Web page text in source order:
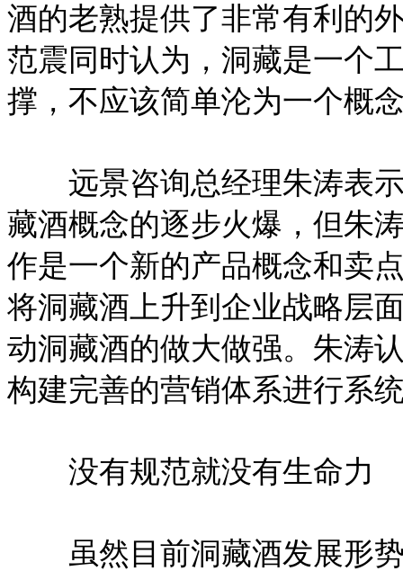
酒的老熟提供了非常有利的
范震同时认为，洞藏是一个
撑，不应该简单沦为一个概
远景咨询总经理朱涛表示
藏酒概念的逐步火爆，但朱
作是一个新的产品概念和卖
将洞藏酒上升到企业战略层
动洞藏酒的做大做强。朱涛
构建完善的营销体系进行系
没有规范就没有生命力
虽然目前洞藏酒发展形势